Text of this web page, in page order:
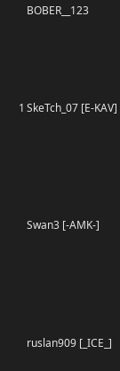
BOBER__123
1 SkeTch_07 [E-KAV]
Swan3 [-AMK-]
ruslan909 [_ICE_]